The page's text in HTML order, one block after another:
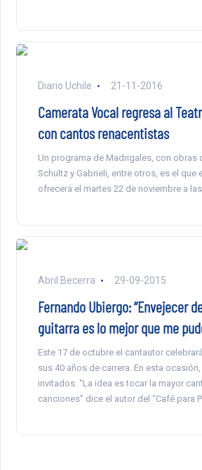
Diario Uchile 21-11-2016
Camerata Vocal regresa al
con cantos renacentistas
Un programa de Madrigales, con obras
Schültz y Gabrieli, entre otros, es el que
ofrecerá el martes 22 de noviembre a
Abril Becerra 29-09-2015
Fernando Ubiergo: “Envejecer
guitarra es lo mejor que me
Este 17 de octubre el cantautor
sus 40 años de carrera. En esta
invitados: “La idea es tocar la mayor
canciones” dice el autor del “Café para